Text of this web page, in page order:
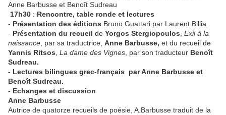
Anne Barbusse et Benoît Sudreau
17h30 : Rencontre, table ronde et lectures
- Présentation des éditions Bruno Guattari par Laurent Billia
- Présentation du recueil de Yorgos Stergiopoulos Exil à la
naissance , par sa traductrice, Anne Barbusse, et du recueil de
Yannis Ritsos La dame des Vignes , par son traducteur Benoît
Sudreau.
- Lectures bilingues grec-français par Anne Barbusse et
Benoît Sudreau.
- Echanges et discussion
Anne Barbusse
Autrice de quatorze recueils de poésie, A.Barbusse traduit de la